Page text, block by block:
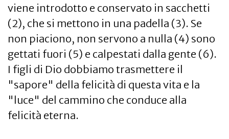
viene introdotto e conservato in sacchetti
(2), che si mettono in una padella (3). Se
non piaciono, non servono a nulla (4) sono
gettati fuori (5) e calpestati dalla gente (6).
I figli di Dio dobbiamo trasmettere il
"sapore" della felicità di questa vita e la
"luce" del cammino che conduce alla
felicità eterna.